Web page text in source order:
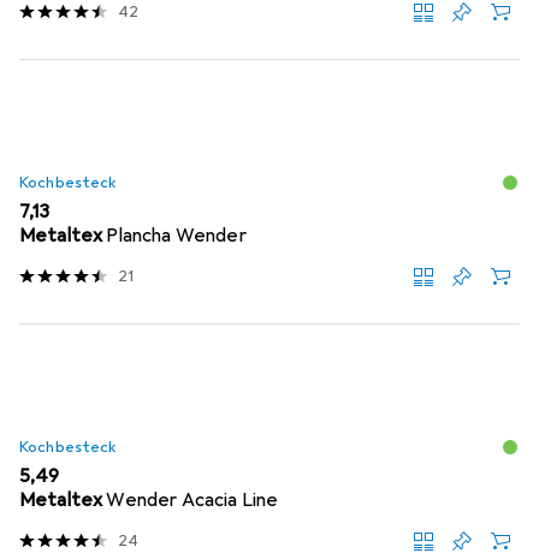
42
Kochbesteck
EUR
7,13
MetaltexPlancha Wender
21
Kochbesteck
EUR
5,49
MetaltexWender Acacia Line
24